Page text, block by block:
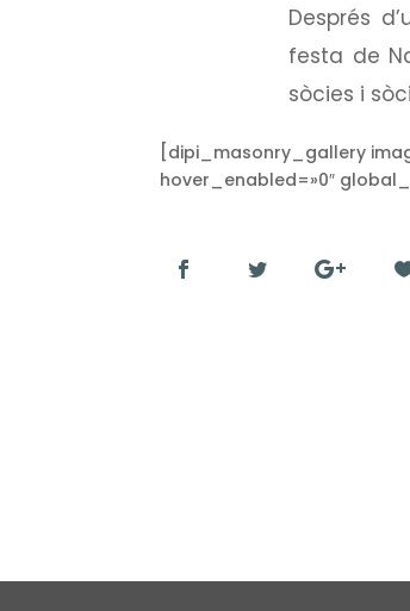
Després
festa de
sòcies i
[dipi_masonry_gallery
hover_enabled=»0″